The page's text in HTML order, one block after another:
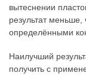
вытеснении
результат
определёнными
Наилучший
получить с